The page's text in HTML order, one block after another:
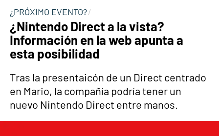
Cyberpunk 2077
Hyrule Warriors
Asia peculiar tradición
¿PRÓXIMO EVENTO?
¿Nintendo Direct a la vista?
Información en la web apunta a
esta posibilidad
Tras la presentaicón de un Direct centrado
en Mario, la compañía podría tener un
nuevo Nintendo Direct entre manos.